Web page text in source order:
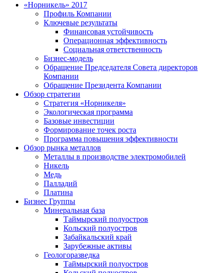
«Норникель» 2017
Профиль Компании
Ключевые результаты
Финансовая устойчивость
Операционная эффективность
Социальная ответственность
Бизнес-модель
Обращение Председателя Совета директоров
Компании
Обращение Президента Компании
Обзор стратегии
Стратегия «Норникеля»
Экологическая программа
Базовые инвестиции
Формирование точек роста
Программа повышения эффективности
Обзор рынка металлов
Металлы в производстве электромобилей
Никель
Медь
Палладий
Платина
Бизнес Группы
Минеральная база
Таймырский полуостров
Кольский полуостров
Забайкальский край
Зарубежные активы
Геологоразведка
Таймырский полуостров